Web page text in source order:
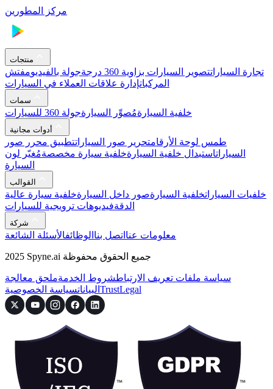
مركز المطورين
منتجات
تجارة السياراتتصوير السيارات بزاوية 360 درجة جولة بالفيديومفتش
المركباتإدارة علاقات العملاء في السيارات
سمات
خلفية السيارةمُصوِّر السيارةجولة 360 للسيارات
أدوات مجانية
طمس لوحة الأرقامتحرير صور السياراتتطبيق محرر صور
السياراتاستبدال خلفية السيارةخلفية سيارة مخصصةمُغيّر لون
السيارة
القوالب
خلفيات السياراتخلفية السيارةصور داخل السيارةخلفية سيارة عالية
الدقةفيديوهات ترويجية للسيارات
شركة
معلومات عنا اتصل بنا الوظائفالأسئلة الشائعة
2025 Spyne.ai جميع الحقوق محفوظة
سياسة ملفات تعريف الارتباطشروط الخدمةملحق معالجة
البياناتسياسة الخصوصية TrustLegal